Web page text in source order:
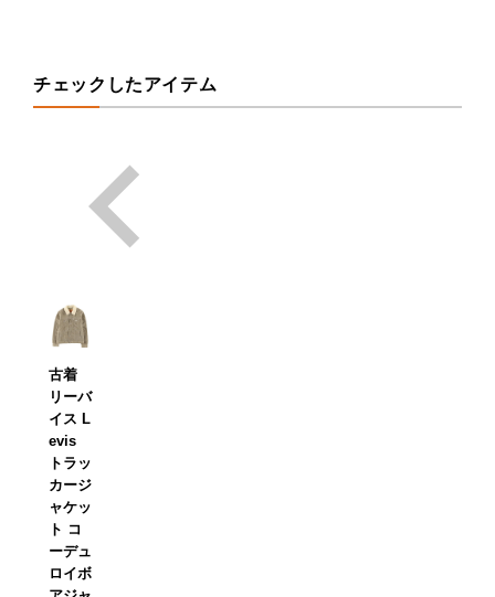
チェックしたアイテム
古着
リーバ
イス L
evis
トラッ
カージ
ャケッ
ト コ
ーデュ
ロイボ